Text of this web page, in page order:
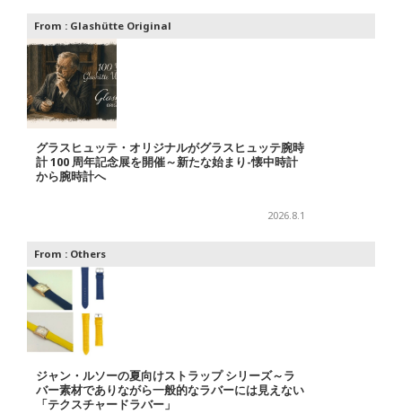
From : Glashütte Original
グラスヒュッテ・オリジナルがグラスヒュッテ腕時
計 100 周年記念展を開催～新たな始まり-懐中時計
から腕時計へ
2026.8.1
From : Others
ジャン・ルソーの夏向けストラップ シリーズ～ラ
バー素材でありながら一般的なラバーには見えない
「テクスチャードラバー」